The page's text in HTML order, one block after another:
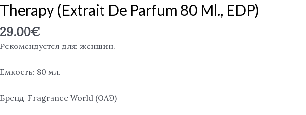
Therapy (extrait De Parfum 80 Ml., EDP)
29.00€
Рекомендуется для: женщин.
Емкость: 80 мл.
Бренд: Fragrance World (ОАЭ)